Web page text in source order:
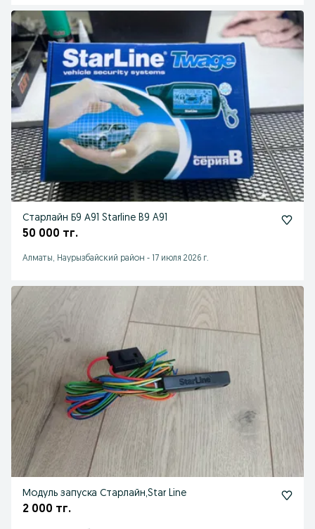
Старлайн Б9 А91 Starline B9 A91
50 000 тг.
Алматы, Наурызбайский район - 17 июля 2026 г.
Модуль запуска Старлайн,Star Line
2 000 тг.